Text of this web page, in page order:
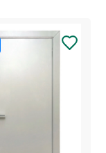
AGB Polaris
до 160 мм, 200 мм